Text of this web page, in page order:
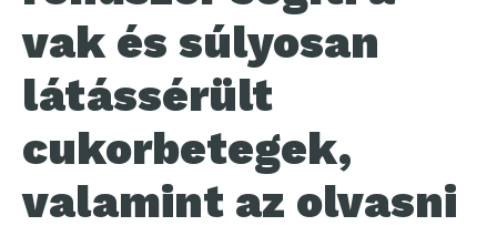
vak és súlyosan
látássérült
cukorbetegek,
valamint az olvasni